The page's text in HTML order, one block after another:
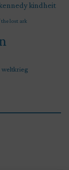
kindheit
lost ark